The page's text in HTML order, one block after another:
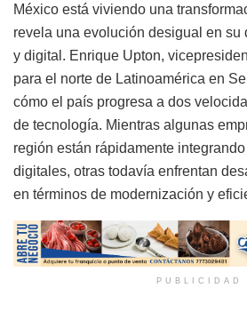
México está viviendo una
revela una evolución desigual en su
y digital. Enrique Upton,
para el norte de Latinoamérica en
cómo el país progresa a dos
de tecnología. Mientras algunas
región están rápidamente
digitales, otras todavía enfrentan
en términos de modernización y
PUBLICIDAD